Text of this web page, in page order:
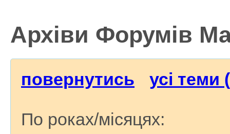
Архіви Форумів
повернутись усі теми
По роках/місяцях: